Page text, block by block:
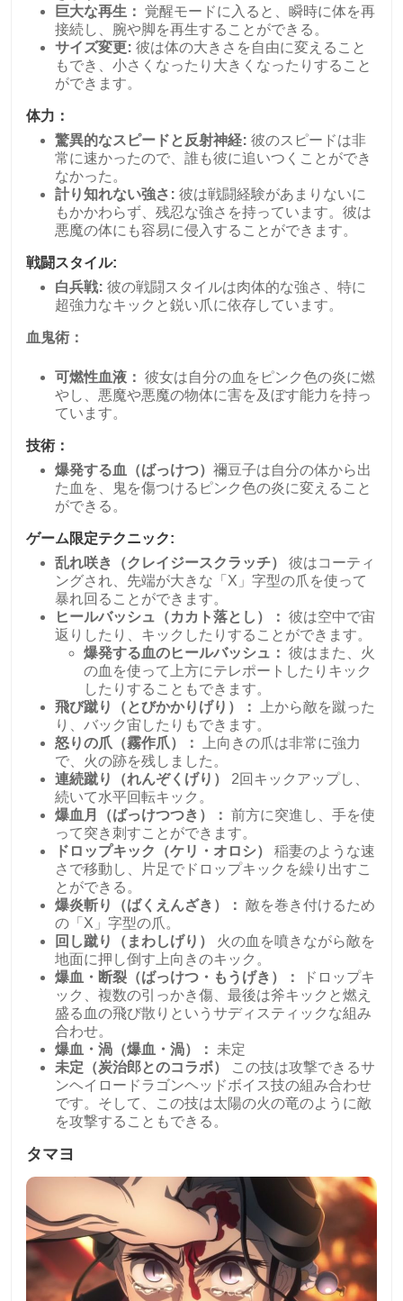
巨大な再生： 覚醒モードに入ると、瞬時に体を再
接続し、腕や脚を再生することができる。
サイズ変更: 彼は体の大きさを自由に変えること
もでき、小さくなったり大きくなったりすること
ができます。
体力：
驚異的なスピードと反射神経: 彼のスピードは非
常に速かったので、誰も彼に追いつくことができ
なかった。
計り知れない強さ: 彼は戦闘経験があまりないに
もかかわらず、残忍な強さを持っています。彼は
悪魔の体にも容易に侵入することができます。
戦闘スタイル:
白兵戦: 彼の戦闘スタイルは肉体的な強さ、特に
超強力なキックと鋭い爪に依存しています。
血鬼術：
可燃性血液： 彼女は自分の血をピンク色の炎に燃
やし、悪魔や悪魔の物体に害を及ぼす能力を持っ
ています。
技術：
爆発する血（ばっけつ） 禰豆子は自分の体から出
た血を、鬼を傷つけるピンク色の炎に変えること
ができる。
ゲーム限定テクニック:
乱れ咲き（クレイジースクラッチ） 彼はコーティ
ングされ、先端が大きな「X」字型の爪を使って
暴れ回ることができます。
ヒールバッシュ（カカト落とし）： 彼は空中で宙
返りしたり、キックしたりすることができます。
爆発する血のヒールバッシュ： 彼はまた、火
の血を使って上方にテレポートしたりキック
したりすることもできます。
飛び蹴り（とびかかりげり）：
上から敵を蹴った
り、バック宙したりもできます。
怒りの爪（霧作爪）：
上向きの爪は非常に強力
で、火の跡を残しました。
連続蹴り（れんぞくげり）
2回キックアップし、
続いて水平回転キック。
爆血月（ばっけつつき）： 前方に突進し、手を使
って突き刺すことができます。
ドロップキック（ケリ・オロシ）
稲妻のような速
さで移動し、片足でドロップキックを繰り出すこ
とができる。
爆炎斬り（ばくえんざき）： 敵を巻き付けるため
の「X」字型の爪。
回し蹴り（まわしげり）
火の血を噴きながら敵を
地面に押し倒す上向きのキック。
爆血・断裂（ばっけつ・もうげき）：
ドロップキ
ック、複数の引っかき傷、最後は斧キックと燃え
盛る血の飛び散りというサディスティックな組み
合わせ。
爆血・渦（爆血・渦）：
未定
未定（炭治郎とのコラボ）
この技は攻撃できるサ
ンヘイロードラゴンヘッドボイス技の組み合わせ
です。そして、この技は太陽の火の竜のように敵
を攻撃することもできる。
タマヨ